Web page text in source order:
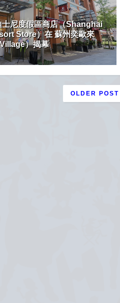
士尼度假區商店（Shanghai
Store）在 蘇州奕歐來
）揭幕
OLDER POST